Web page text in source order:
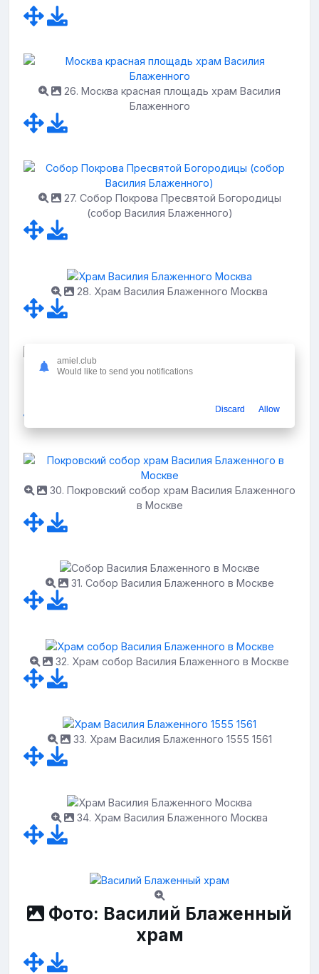
26. Москва красная площадь храм Василия
Блаженного
27. Собор Покрова Пресвятой Богородицы
(собор Василия Блаженного)
28. Храм Василия Блаженного Москва
30. Покровский собор храм Василия Блаженного
в Москве
31. Собор Василия Блаженного в Москве
32. Храм собор Василия Блаженного в Москве
33. Храм Василия Блаженного 1555 1561
34. Храм Василия Блаженного Москва
Фото: Василий Блаженный
храм
amiel.club
Would like to send you notifications
Discard Allow